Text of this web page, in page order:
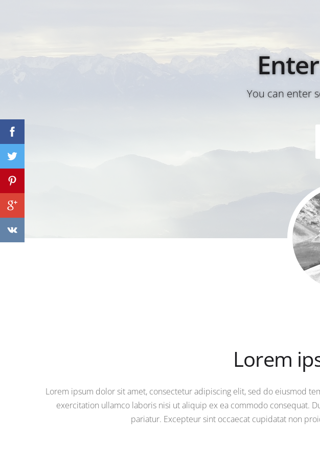
You can enter
Lorem
Lorem ipsum dolor sit amet, consectetur adipiscing elit, sed do eiusmod
exercitation ullamco laboris nisi ut aliquip ex ea commodo consequat.
pariatur. Excepteur sint occaecat cupidatat non